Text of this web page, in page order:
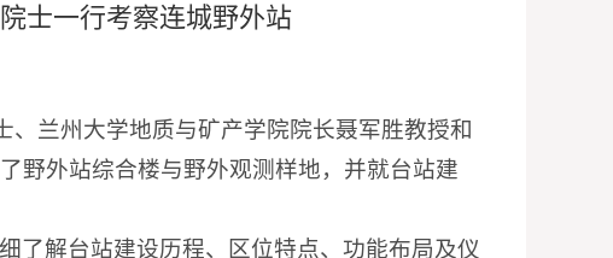
士一行考察连城野外站
兰州大学地质与矿产学院院长聂军胜教授和
野外站综合楼与野外观测样地，并就台站建
了解台站建设历程、区位特点、功能布局及仪